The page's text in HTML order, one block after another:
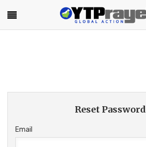
Reset Password
Email